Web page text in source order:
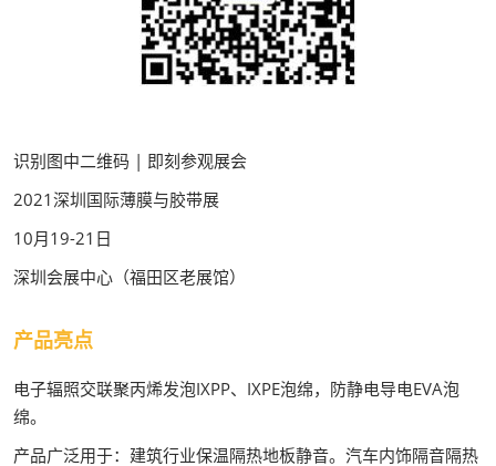
识别图中二维码 | 即刻参观展会
2021深圳国际薄膜与胶带展
10月19-21日
深圳会展中心（福田区老展馆）
产品亮点
电子辐照交联聚丙烯发泡IXPP、IXPE泡绵，防静电导电EVA泡
绵。
产品广泛用于：建筑行业保温隔热地板静音。汽车内饰隔音隔热